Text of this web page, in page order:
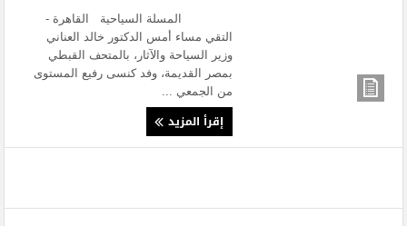
المسلة السياحية القاهرة -
التقي مساء أمس الدكتور خالد العناني
وزير السياحة والآثار، بالمتحف القبطي
بمصر القديمة، وفد كنسى رفيع المستوى
من الجمعي ...
إقرأ المزيد